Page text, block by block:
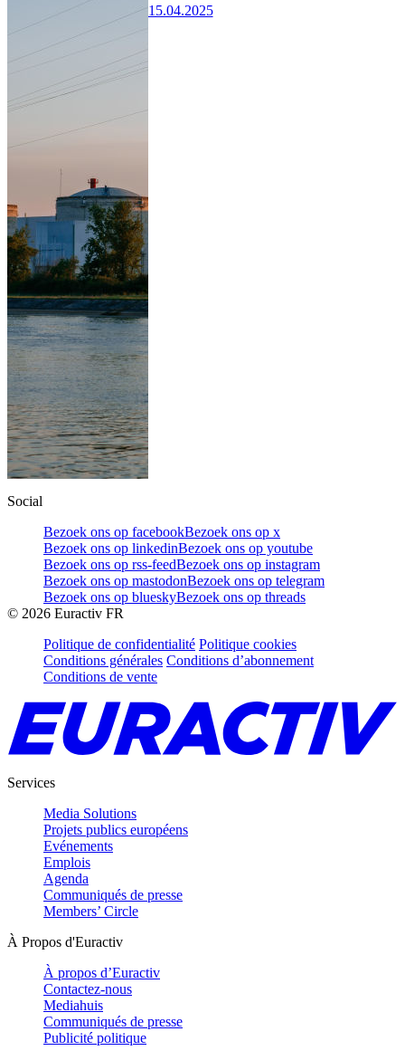
15.04.2025
Social
Bezoek ons op facebookBezoek ons op x
Bezoek ons op linkedinBezoek ons op youtube
Bezoek ons op rss-feedBezoek ons op instagram
Bezoek ons op mastodonBezoek ons op telegram
Bezoek ons op blueskyBezoek ons op threads
© 2026 Euractiv FR
Politique de confidentialité Politique cookies
Conditions générales Conditions d’abonnement
Conditions de vente
Services
Media Solutions
Projets publics européens
Evénements
Emplois
Agenda
Communiqués de presse
Members’ Circle
À Propos d'Euractiv
À propos d’Euractiv
Contactez-nous
Mediahuis
Communiqués de presse
Publicité politique